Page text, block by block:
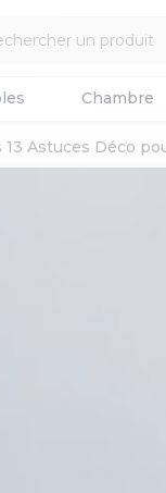
Chambre
13 Astuces Déco